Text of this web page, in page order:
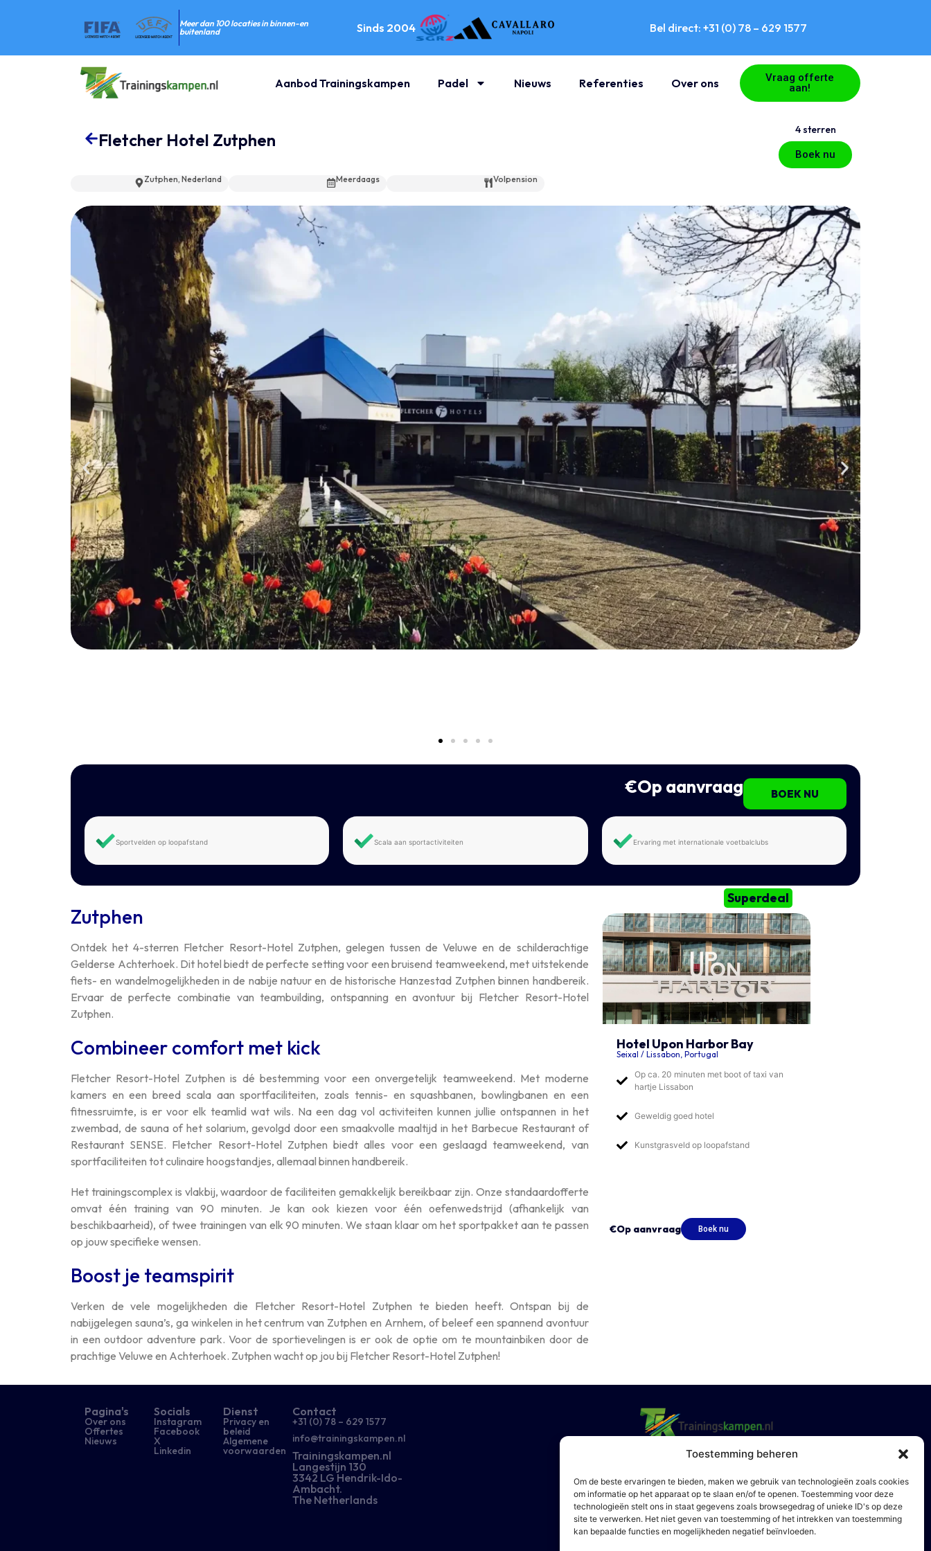
Toestemming beheren
Om de beste ervaringen te bieden, maken we gebruik van technologieën zoals cookies
om informatie op het apparaat op te slaan en/of te openen. Toestemming voor deze
technologieën stelt ons in staat gegevens zoals browsegedrag of unieke ID's op deze
site te verwerken. Het niet geven van toestemming of het intrekken van toestemming
kan bepaalde functies en mogelijkheden negatief beïnvloeden.
Meer dan 100 locaties in binnen-en
buitenland
Sinds 2004 Bel direct: +31 (0) 78 – 629 1577
Aanbod Trainingskampen Padel Nieuws Referenties Over ons
Vraag offerte
aan!
Fletcher Hotel Zutphen
4 sterren
Boek nu
Zutphen, Nederland Meerdaags Volpension
BOEK NU
€Op aanvraag
Sportvelden op loopafstand Scala aan sportactiviteiten Ervaring met internationale voetbalclubs
Zutphen
Ontdek het 4-sterren Fletcher Resort-Hotel Zutphen, gelegen tussen de Veluwe en de schilderachtige
Gelderse Achterhoek. Dit hotel biedt de perfecte setting voor een bruisend teamweekend, met uitstekende
fiets- en wandelmogelijkheden in de nabije natuur en de historische Hanzestad Zutphen binnen handbereik.
Ervaar de perfecte combinatie van teambuilding, ontspanning en avontuur bij Fletcher Resort-Hotel
Zutphen.
Combineer comfort met kick
Fletcher Resort-Hotel Zutphen is dé bestemming voor een onvergetelijk teamweekend. Met moderne
kamers en een breed scala aan sportfaciliteiten, zoals tennis- en squashbanen, bowlingbanen en een
fitnessruimte, is er voor elk teamlid wat wils. Na een dag vol activiteiten kunnen jullie ontspannen in het
zwembad, de sauna of het solarium, gevolgd door een smaakvolle maaltijd in het Barbecue Restaurant of
Restaurant SENSE. Fletcher Resort-Hotel Zutphen biedt alles voor een geslaagd teamweekend, van
sportfaciliteiten tot culinaire hoogstandjes, allemaal binnen handbereik.
Het trainingscomplex is vlakbij, waardoor de faciliteiten gemakkelijk bereikbaar zijn. Onze standaardofferte
omvat één training van 90 minuten. Je kan ook kiezen voor één oefenwedstrijd (afhankelijk van
beschikbaarheid), of twee trainingen van elk 90 minuten. We staan ​​klaar om het sportpakket aan te passen
op jouw specifieke wensen.
Boost je teamspirit
Verken de vele mogelijkheden die Fletcher Resort-Hotel Zutphen te bieden heeft. Ontspan bij de
nabijgelegen sauna’s, ga winkelen in het centrum van Zutphen en Arnhem, of beleef een spannend avontuur
in een outdoor adventure park. Voor de sportievelingen is er ook de optie om te mountainbiken door de
prachtige Veluwe en Achterhoek. Zutphen wacht op jou bij Fletcher Resort-Hotel Zutphen!
Hotel Upon Harbor Bay
Seixal / Lissabon, Portugal
Superdeal
Op ca. 20 minuten met boot of taxi van
hartje Lissabon
Geweldig goed hotel
Kunstgrasveld op loopafstand
€Op aanvraag Boek nu
Pagina's
Over ons
Offertes
Nieuws
Socials
Instagram
Facebook
X
Linkedin
Dienst
Privacy en
beleid
Algemene
voorwaarden
Contact
+31 (0) 78 – 629 1577​
info@trainingskampen.nl
Trainingskampen.nl
Langestijn 130
3342 LG Hendrik-Ido-
Ambacht.
The Netherlands